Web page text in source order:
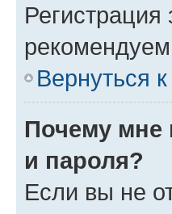
Вернуться
Почему мне
и пароля?
Если вы не